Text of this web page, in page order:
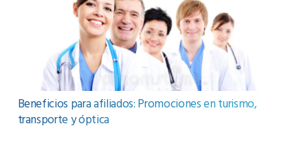
Beneficios para afiliados: Promociones en turismo,
transporte y óptica